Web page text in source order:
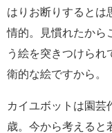
はりお断りすると
情的。見慣れたから
う絵を突きつけられ
衛的な絵ですから。
カイユボットは園芸
歳。今から考えると